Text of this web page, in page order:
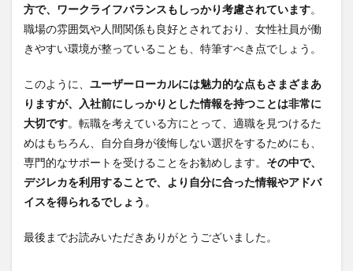
方で、ワークライフバランスもしっかり考慮されています。
職場の雰囲気や人間関係も良好とされており、女性社員が働
きやすい環境が整っていることも、特筆すべき点でしょう。
このように、 ユーザーローカルには魅力的な点もさまざまあ
りますが、入社前にしっかりとした情報を持つことは非常に
大切です。転職を考えている方にとって、適職を見つけるた
めはもちろん、自分自身が後悔しない選択をするためにも、
専門的なサポートを受けることをお勧めします。 その中で、
デジレカを利用することで、より自分に合った情報やアドバ
イスを得られるでしょう 。
最後までお読みいただきありがとうございました。